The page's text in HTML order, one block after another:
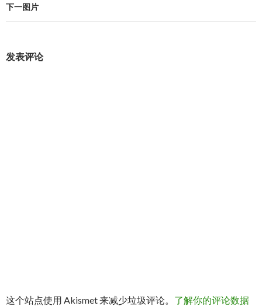
下一图片
发表评论
这个站点使用 Akismet 来减少垃圾评论。 了解你的评论数据